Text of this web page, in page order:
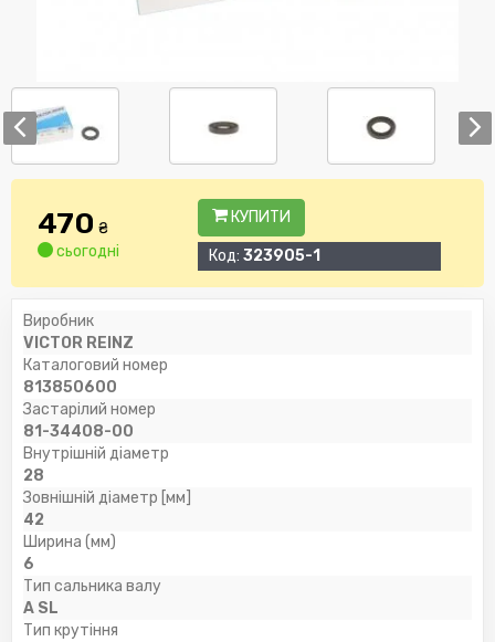
470 ₴
сьогодні
КУПИТИ
Код: 323905-1
Виробник
VICTOR REINZ
Каталоговий номер
813850600
Застарілий номер
81-34408-00
Внутрішній діаметр
28
Зовнішній діаметр [мм]
42
Ширина (мм)
6
Тип сальника валу
A SL
Тип крутіння